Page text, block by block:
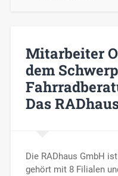
Mitarbeiter
dem
Das
Die RADhaus GmbH
gehört mit 8 Filialen